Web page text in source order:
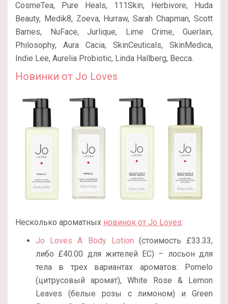
CosmeTea, Pure Heals, 111Skin, Herbivore, Huda
Beauty, Medik8, Zoeva, Hurraw, Sarah Chapman, Scott
Barnes, NuFace, Jurlique, Lime Crime, Guerlain,
Philosophy, Aura Cacia, SkinCeuticals, SkinMedica,
Indie Lee, Aurelia Probiotic, Linda Hallberg, Becca.
Новинки от Jo Loves
Несколько ароматных новинок от Jo Loves:
Jo Loves A Body Lotion (стоимость £33.33,
либо £40.00 для жителей ЕС) – лосьон для
тела в трех вариантах ароматов: Pomelo
(цитрусовый аромат), White Rose & Lemon
Leaves (белые розы с лимоном) и Green